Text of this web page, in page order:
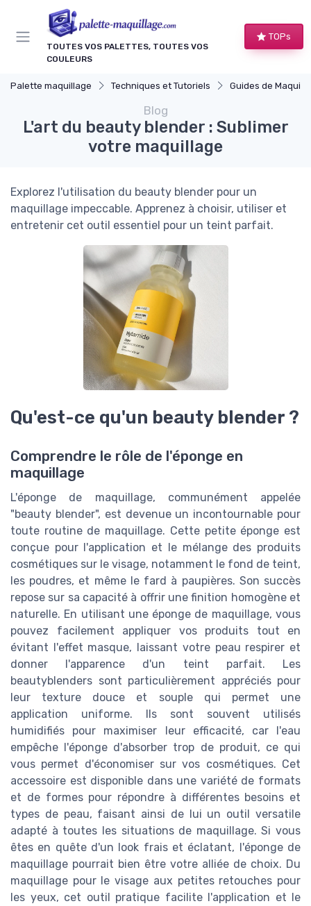
TOUTES VOS PALETTES, TOUTES VOS
COULEURS
TOPs
Palette maquillage Techniques et Tutoriels Guides de Maquillage
Blog
L'art du beauty blender : Sublimer
votre maquillage
Explorez l'utilisation du beauty blender pour un
maquillage impeccable. Apprenez à choisir, utiliser et
entretenir cet outil essentiel pour un teint parfait.
Qu'est-ce qu'un beauty blender ?
Comprendre le rôle de l'éponge en
maquillage
L'éponge de maquillage, communément appelée
"beauty blender", est devenue un incontournable pour
toute routine de maquillage. Cette petite éponge est
conçue pour l'application et le mélange des produits
cosmétiques sur le visage, notamment le fond de teint,
les poudres, et même le fard à paupières. Son succès
repose sur sa capacité à offrir une finition homogène et
naturelle. En utilisant une éponge de maquillage, vous
pouvez facilement appliquer vos produits tout en
évitant l'effet masque, laissant votre peau respirer et
donner l'apparence d'un teint parfait. Les
beautyblenders sont particulièrement appréciés pour
leur texture douce et souple qui permet une
application uniforme. Ils sont souvent utilisés
humidifiés pour maximiser leur efficacité, car l'eau
empêche l'éponge d'absorber trop de produit, ce qui
vous permet d'économiser sur vos cosmétiques. Cet
accessoire est disponible dans une variété de formats
et de formes pour répondre à différentes besoins et
types de peau, faisant ainsi de lui un outil versatile
adapté à toutes les situations de maquillage. Si vous
êtes en quête d'un look frais et éclatant, l'éponge de
maquillage pourrait bien être votre alliée de choix. Du
maquillage pour le visage aux petites retouches pour
les yeux, cet outil pratique facilite l'application et le
Panneau de gestion des cookies